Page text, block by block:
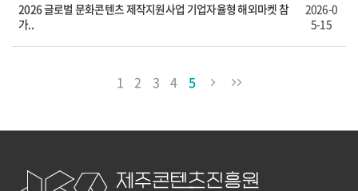
2026 글로벌 문화콘텐츠 제작지원사업 기업자율형 해외마켓 참
가..
2026-0
5-15
1 2 3 4 5